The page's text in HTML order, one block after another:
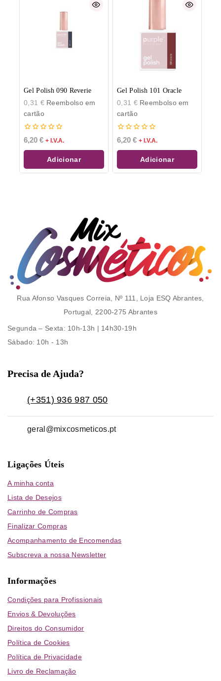
Gel Polish 090 Reverie
0,31 €Reembolso em
cartão
0
de
5
6,20 € + I.V.A.
Adicionar
Gel Polish 101 Oracle
0,31 €Reembolso em
cartão
0
de
5
6,20 € + I.V.A.
Adicionar
Rua Afonso Vasques Correia, Nº 111, Loja ESQ Abrantes,
Portugal, 2200-275 Abrantes
Segunda – Sexta: 10h-13h | 14h30-19h
Sábado: 10h - 13h
Precisa de Ajuda?
(+351) 936 987 050
geral@mixcosmeticos.pt
Ligações Úteis
A minha conta
Lista de Desejos
Carrinho de Compras
Finalizar Compras
Acompanhamento de Encomendas
Subscreva a nossa Newsletter
Informações
Condições para Profissionais
Envios & Devoluções
Direitos do Consumidor
Política de Cookies
Política de Privacidade
Livro de Reclamação